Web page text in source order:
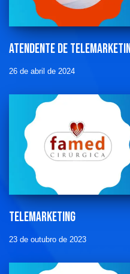
Atendente de
26 de abril de 2024
Telemarketing
23 de outubro de 2023